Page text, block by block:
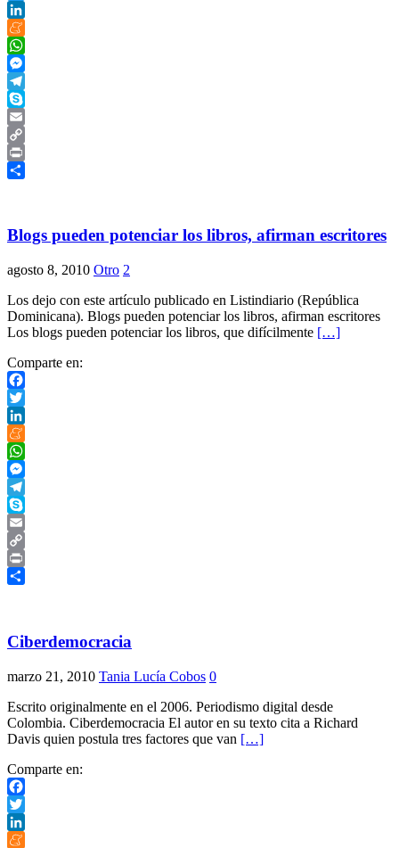
Twitter
LinkedIn
Meneame
WhatsApp
Messenger
Telegram
Skype
Email
Copy
Link
Print
Blogs pueden potenciar los libros, afirman escritores
agosto 8, 2010 Otro 2
Los dejo con este artículo publicado en Listindiario (República
Dominicana). Blogs pueden potenciar los libros, afirman escritores
Los blogs pueden potenciar los libros, que difícilmente […]
Comparte en:
Facebook
Twitter
LinkedIn
Meneame
WhatsApp
Messenger
Telegram
Skype
Email
Copy
Link
Print
Ciberdemocracia
marzo 21, 2010 Tania Lucía Cobos 0
Escrito originalmente en el 2006. Periodismo digital desde
Colombia. Ciberdemocracia El autor en su texto cita a Richard
Davis quien postula tres factores que van […]
Comparte en:
Facebook
Twitter
LinkedIn